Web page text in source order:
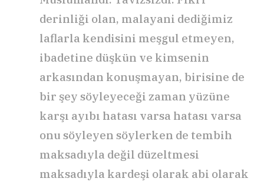
derinliği olan, malayani dediğimiz
laflarla kendisini meşgul etmeyen,
ibadetine düşkün ve kimsenin
arkasından konuşmayan, birisine de
bir şey söyleyeceği zaman yüzüne
karşı ayıbı hatası varsa hatası varsa
onu söyleyen söylerken de tembih
maksadıyla değil düzeltmesi
maksadıyla kardeşi olarak abi olarak